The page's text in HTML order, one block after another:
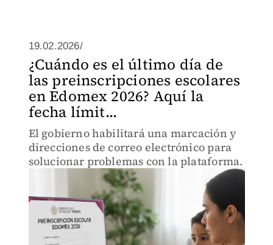
19.02.2026/
¿Cuándo es el último día de
las preinscripciones escolares
en Edomex 2026? Aquí la
fecha límit...
El gobierno habilitará una marcación y
direcciones de correo electrónico para
solucionar problemas con la plataforma.